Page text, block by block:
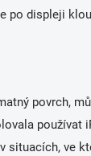
po displeji
povrch,
používat
situacích, ve